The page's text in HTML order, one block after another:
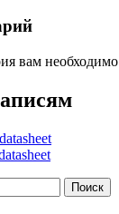
вам необходимо